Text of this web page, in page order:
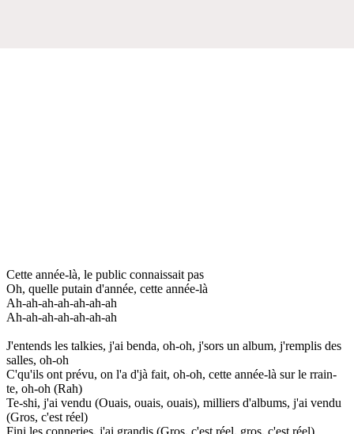
Cette année-là, le public connaissait pas
Oh, quelle putain d'année, cette année-là
Ah-ah-ah-ah-ah-ah-ah
Ah-ah-ah-ah-ah-ah-ah
J'entends les talkies, j'ai benda, oh-oh, j'sors un album, j'remplis des
salles, oh-oh
C'qu'ils ont prévu, on l'a d'jà fait, oh-oh, cette année-là sur le rrain-
te, oh-oh (Rah)
Te-shi, j'ai vendu (Ouais, ouais, ouais), milliers d'albums, j'ai vendu
(Gros, c'est réel)
Fini les conneries, j'ai grandis (Gros, c'est réel, gros, c'est réel)